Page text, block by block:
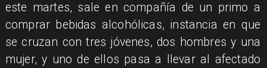
este martes, sale en compañía de un primo a
comprar bebidas alcohólicas, instancia en que
se cruzan con tres jóvenes, dos hombres y una
mujer, y uno de ellos pasa a llevar al afectado